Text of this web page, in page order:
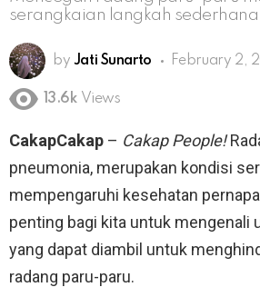
serangkaian langkah
by Jati Sunarto February 2,
13.6k Views
CakapCakap – Cakap People!
pneumonia, merupakan kondisi
mempengaruhi kesehatan
penting bagi kita untuk mengenali
yang dapat diambil untuk
radang paru-paru.